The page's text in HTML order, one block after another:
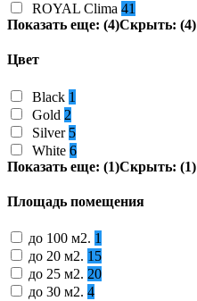
ROYAL Clima 41
Показать еще: (4)Скрыть: (4)
Цвет
Black 1
Gold 2
Silver 5
White 6
Показать еще: (1)Скрыть: (1)
Площадь помещения
до 100 м2. 1
до 20 м2. 15
до 25 м2. 20
до 30 м2. 4